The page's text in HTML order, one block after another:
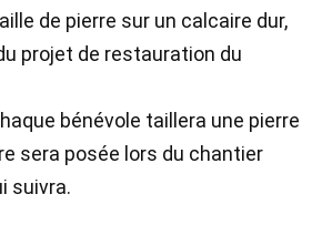
de pierre sur un calcaire dur,
projet de restauration du
bénévole taillera une pierre
sera posée lors du chantier
suivra.